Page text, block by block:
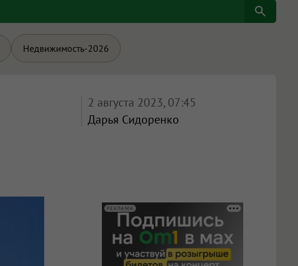
Недвижимость-2026
2 августа 2023, 07:45
Дарья Сидоренко
РЕКЛАМА